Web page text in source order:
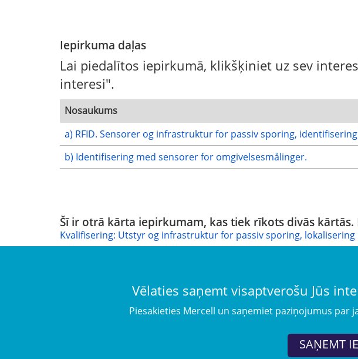
Iepirkuma daļas
Lai piedalītos iepirkumā, klikšķiniet uz sev
interesi".
Nosaukums
a) RFID. Sensorer og infrastruktur for passiv sporing, identifisering
b) Identifisering med sensorer for omgivelsesmålinger.
Šī ir otrā kārta iepirkumam, kas tiek rīkots divās
Kvalifisering: Utstyr og infrastruktur for passiv sporing,
Vēlaties saņemt visaptverošu Jūs
Piesakieties Mercell un saņemiet paziņojumus par
SAŅEMT